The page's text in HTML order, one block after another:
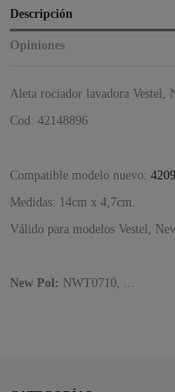
Descripción
Opiniones
Aleta rociador lavadora Vestel,
Cod: 42148896
Compatible modelo nuevo:
Medidas: 14cm x 4,7cm.
Válido para modelos Vestel,
New Pol: NWT0710, ...